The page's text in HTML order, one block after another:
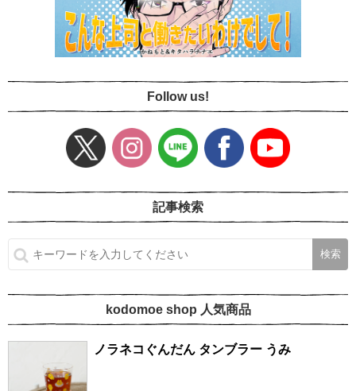
Follow us!
記事検索
kodomoe shop 人気商品
ノラネコぐんだん タンブラー うみ